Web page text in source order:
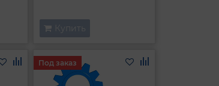
Купить
Под заказ